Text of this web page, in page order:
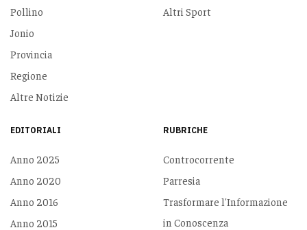
Pollino
Jonio
Provincia
Regione
Altre Notizie
Altri Sport
EDITORIALI
Anno 2025
Anno 2020
Anno 2016
Anno 2015
RUBRICHE
Controcorrente
Parresia
Trasformare l'Informazione
in Conoscenza